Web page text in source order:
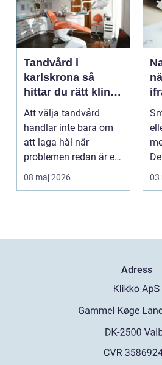
Tandvård i
karlskrona så
hittar du rätt klinik
för långsiktig
munhälsa
Att välja tandvård
handlar inte bara om
att laga hål när
problemen redan är ett
faktum. Det handlar ...
08 maj 2026 03
Adress